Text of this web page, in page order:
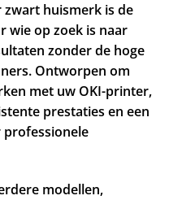
zwart huismerk is de
wie op zoek is naar
zonder de hoge
Ontworpen om
met uw OKI-printer,
prestaties en een
modellen,